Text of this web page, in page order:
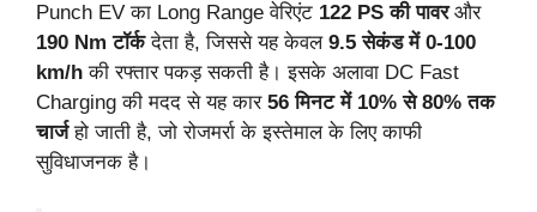
Punch EV का Long Range वेरिएंट 122 PS की पावरऔर
190 Nm टॉर्कदेता है, जिससे यह केवल 9.5 सेकंड में 0-100
km/h की रफ्तार पकड़ सकती है। इसके अलावा DC Fast
Charging की मदद से यह कार 56 मिनट में 10% से 80% तक
चार्जहो जाती है, जो रोजमर्रा के इस्तेमाल के लिए काफी
सुविधाजनक है।